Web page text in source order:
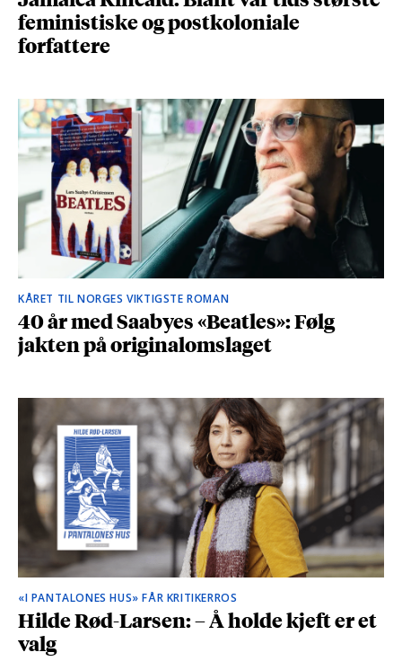
feministiske og postkoloniale
forfattere
KÅRET TIL NORGES VIKTIGSTE ROMAN
40 år med Saabyes «Beatles»: Følg
jakten på originalomslaget
«I PANTALONES HUS» FÅR KRITIKERROS
Hilde Rød-Larsen: – Å holde kjeft er et
valg